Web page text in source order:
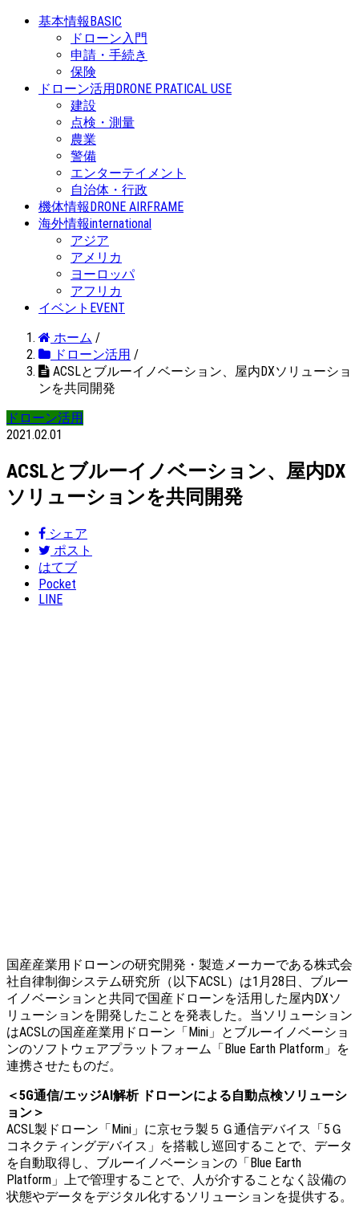
基本情報BASIC
ドローン入門
申請・手続き
保険
ドローン活用DRONE PRATICAL USE
建設
点検・測量
農業
警備
エンターテイメント
自治体・行政
機体情報DRONE AIRFRAME
海外情報international
アジア
アメリカ
ヨーロッパ
アフリカ
イベント EVENT
ホーム /
ドローン活用 /
ACSLとブルーイノベーション、屋内DXソリューショ
ンを共同開発
ドローン活用
2021.02.01
ACSLとブルーイノベーション、屋内DX
ソリューションを共同開発
シェア
ポスト
はてブ
Pocket
LINE
国産産業用ドローンの研究開発・製造メーカーである株式会
社自律制御システム研究所（以下ACSL）は1月28日、ブルー
イノベーションと共同で国産ドローンを活用した屋内DXソ
リューションを開発したことを発表した。当ソリューション
はACSLの国産産業用ドローン「Mini」とブルーイノベーショ
ンのソフトウェアプラットフォーム「Blue Earth Platform」を
連携させたものだ。
＜5G通信/エッジAI解析 ドローンによる自動点検ソリューシ
ョン＞
ACSL製ドローン「Mini」に京セラ製５Ｇ通信デバイス「5Ｇ
コネクティングデバイス」を搭載し巡回することで、データ
を自動取得し、ブルーイノベーションの「Blue Earth
Platform」上で管理することで、人が介することなく設備の
状態やデータをデジタル化するソリューションを提供する。